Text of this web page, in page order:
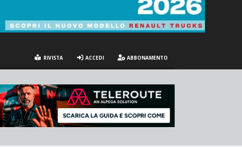
RIVISTA ACCEDI ABBONAMENTO